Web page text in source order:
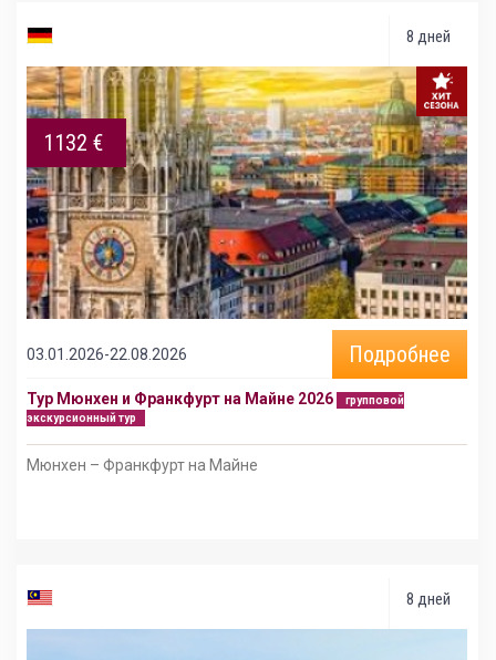
8 дней
1132 €
03.01.2026-22.08.2026 Подробнее
Тур Мюнхен и Франкфурт на Майне 2026
групповой
экскурсионный тур
Мюнхен – Франкфурт на Майне
8 дней